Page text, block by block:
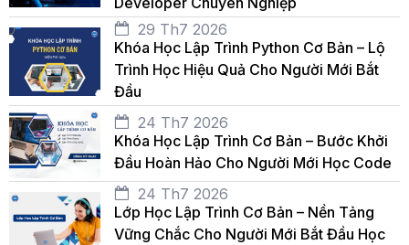
29 Th7 2026
Khóa Học Lập Trình Python Cơ Bản – Lộ
Trình Học Hiệu Quả Cho Người Mới Bắt
Đầu
24 Th7 2026
Khóa Học Lập Trình Cơ Bản – Bước Khởi
Đầu Hoàn Hảo Cho Người Mới Học Code
24 Th7 2026
Lớp Học Lập Trình Cơ Bản – Nền Tảng
Vững Chắc Cho Người Mới Bắt Đầu Học